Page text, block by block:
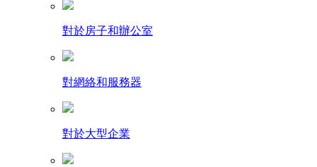
對於房子和辦公室
對網絡和服務器
對於大型企業